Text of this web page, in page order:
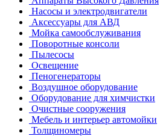
Насосы и электродвигатели
Аксессуары для АВД
Мойка самообслуживания
Поворотные консоли
Пылесосы
Освещение
Пеногенераторы
Воздушное оборудование
Оборудование для химчистки
Очистные сооружения
Мебель и интерьер автомойки
Толщиномеры